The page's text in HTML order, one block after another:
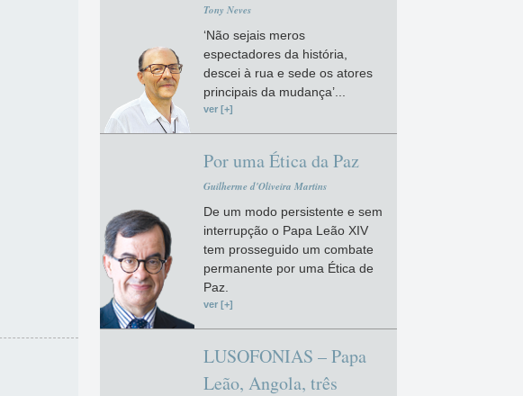
Tony Neves
‘Não sejais meros
espectadores da história,
descei à rua e sede os atores
principais da mudança’...
ver [+]
Por uma Ética da Paz
Guilherme d'Oliveira Martins
De um modo persistente e sem
interrupção o Papa Leão XIV
tem prosseguido um combate
permanente por uma Ética de
Paz.
ver [+]
LUSOFONIAS – Papa
Leão, Angola, três